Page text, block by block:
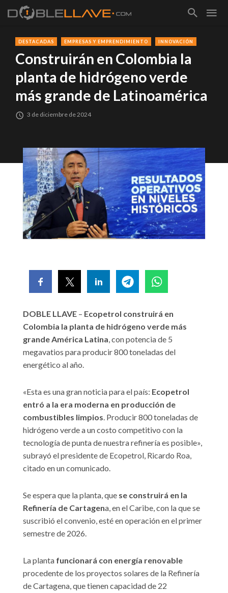
DESTACADAS EMPRESAS Y EMPRENDIMIENTO INNOVACIÓN
Construirán en Colombia la
planta de hidrógeno verde
más grande de Latinoamérica
3 de diciembre de 2024
DOBLE LLAVE – Ecopetrol construirá en
Colombia la planta de hidrógeno verde más
grande América Latina, con potencia de 5
megavatios para producir 800 toneladas del
energético al año.
«Esta es una gran noticia para el país: Ecopetrol
entró a la era moderna en producción de
combustibles limpios. Producir 800 toneladas de
hidrógeno verde a un costo competitivo con la
tecnología de punta de nuestra refinería es posible»,
subrayó el presidente de Ecopetrol, Ricardo Roa,
citado en un comunicado.
Se espera que la planta, que se construirá en la
Refinería de Cartagena, en el Caribe, con la que se
suscribió el convenio, esté en operación en el primer
semestre de 2026.
La planta funcionará con energía renovable
procedente de los proyectos solares de la Refinería
de Cartagena, que tienen capacidad de 22